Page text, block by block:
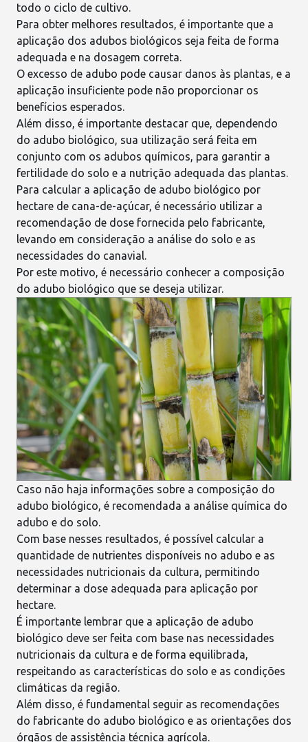
todo o ciclo de cultivo.
Para obter melhores resultados, é importante que a
aplicação dos adubos biológicos seja feita de forma
adequada e na dosagem correta.
O excesso de adubo pode causar danos às plantas, e a
aplicação insuficiente pode não proporcionar os
benefícios esperados.
Além disso, é importante destacar que, dependendo
do adubo biológico, sua utilização será feita em
conjunto com os adubos químicos, para garantir a
fertilidade do solo e a nutrição adequada das plantas.
Para calcular a aplicação de adubo biológico por
hectare de cana-de-açúcar, é necessário utilizar a
recomendação de dose fornecida pelo fabricante,
levando em consideração a análise do solo e as
necessidades do canavial.
Por este motivo, é necessário conhecer a composição
do adubo biológico que se deseja utilizar.
Caso não haja informações sobre a composição do
adubo biológico, é recomendada a análise química do
adubo e do solo.
Com base nesses resultados, é possível calcular a
quantidade de nutrientes disponíveis no adubo e as
necessidades nutricionais da cultura, permitindo
determinar a dose adequada para aplicação por
hectare.
É importante lembrar que a aplicação de adubo
biológico deve ser feita com base nas necessidades
nutricionais da cultura e de forma equilibrada,
respeitando as características do solo e as condições
climáticas da região.
Além disso, é fundamental seguir as recomendações
do fabricante do adubo biológico e as orientações dos
órgãos de assistência técnica agrícola.